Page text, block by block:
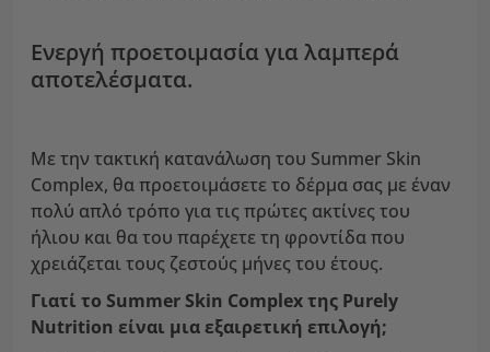
Ενεργή προετοιμασία για λαμπερά
αποτελέσματα.
Με την τακτική κατανάλωση του Summer Skin
Complex, θα προετοιμάσετε το δέρμα σας με έναν
πολύ απλό τρόπο για τις πρώτες ακτίνες του
ήλιου και θα του παρέχετε τη φροντίδα που
χρειάζεται τους ζεστούς μήνες του έτους.
Γιατί το Summer Skin Complex της Purely
Nutrition είναι μια εξαιρετική επιλογή;